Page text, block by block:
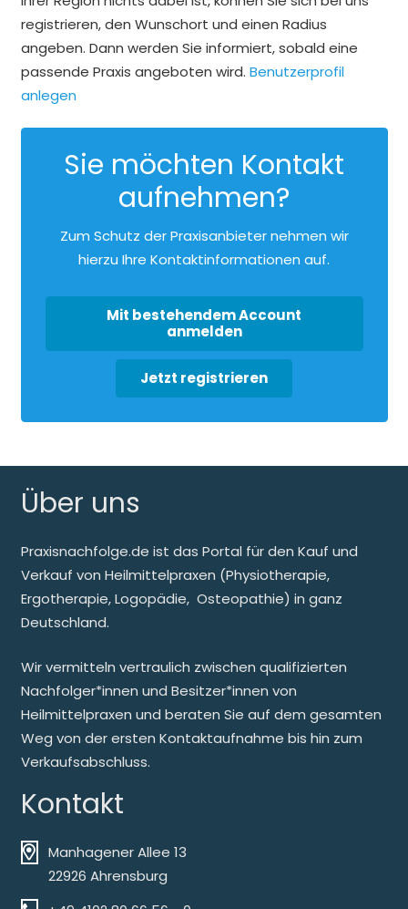
registrieren, den Wunschort und einen Radius
angeben. Dann werden Sie informiert, sobald eine
passende Praxis angeboten wird. Benutzerprofil
anlegen
Sie möchten Kontakt
aufnehmen?
Zum Schutz der Praxisanbieter nehmen wir
hierzu Ihre Kontaktinformationen auf.
Mit bestehendem Account
anmelden
Jetzt registrieren
Über uns
Praxisnachfolge.de ist das Portal für den Kauf und
Verkauf von Heilmittelpraxen (Physiotherapie,
Ergotherapie, Logopädie, Osteopathie) in ganz
Deutschland.
Wir vermitteln vertraulich zwischen qualifizierten
Nachfolger*innen und Besitzer*innen von
Heilmittelpraxen und beraten Sie auf dem gesamten
Weg von der ersten Kontaktaufnahme bis hin zum
Verkaufsabschluss.
Kontakt
Manhagener Allee 13
22926 Ahrensburg